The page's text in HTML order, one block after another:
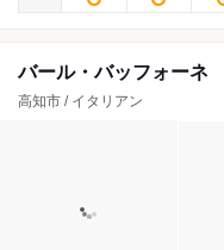
バール・バッフォーネ
高知市 / イタリアン